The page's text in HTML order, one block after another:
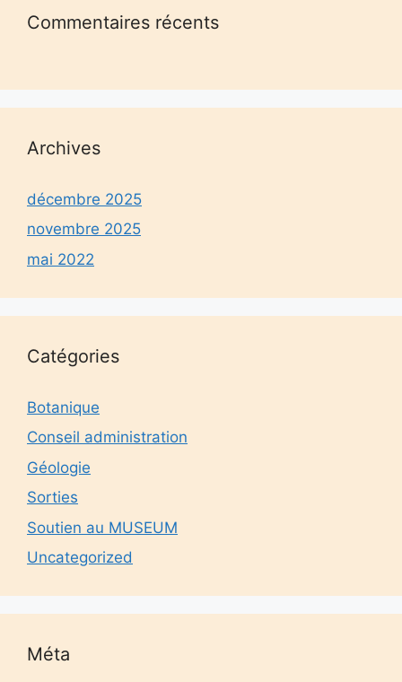
Commentaires récents
Archives
décembre 2025
novembre 2025
mai 2022
Catégories
Botanique
Conseil administration
Géologie
Sorties
Soutien au MUSEUM
Uncategorized
Méta